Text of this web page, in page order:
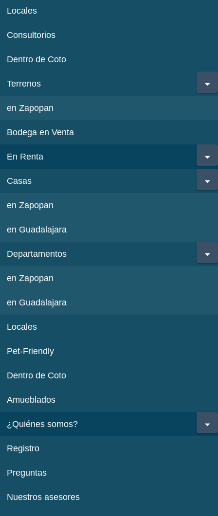
Locales
Consultorios
Dentro de Coto
Terrenos
en Zapopan
Bodega en Venta
En Renta
Casas
en Zapopan
en Guadalajara
Departamentos
en Zapopan
en Guadalajara
Locales
Pet-Friendly
Dentro de Coto
Amueblados
¿Quiénes somos?
Registro
Preguntas
Nuestros asesores